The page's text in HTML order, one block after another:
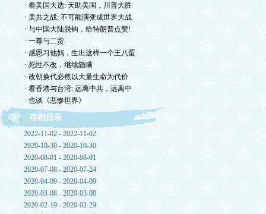
· 看美国大选: 天助美国，川普大胜
· 美共之战: 不可能演变成世界大战
· 与中国大陆脱钩，给特朗普点赞!
· 一尊与二货
· 感恩习他妈，生出这样一个王八蛋
· 死性不改，继续隐瞒
· 改朝换代必然以大量生命为代价
· 看香港与台湾: 远离中共，远离中
· 也谈《悲惨世界》
存档目录
2022-11-02 - 2022-11-02
2020-10-30 - 2020-10-30
2020-08-01 - 2020-08-01
2020-07-08 - 2020-07-24
2020-04-09 - 2020-04-09
2020-03-08 - 2020-03-08
2020-02-19 - 2020-02-29